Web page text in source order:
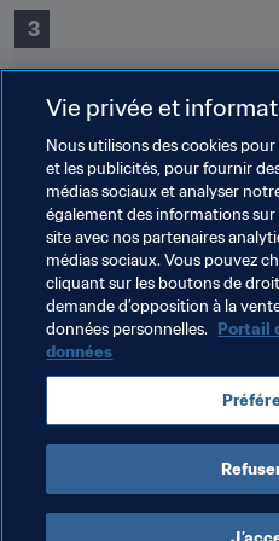
3
Thèmes en lien
Argentina Belgium
Ecuador Germany
Netherlands Qatar
Türkiye Venezuela
Vie privée et
Nous utilisons des cookies
et les publicités, pour fournir
médias sociaux et analyser
également des informations
site avec nos partenaires
médias sociaux. Vous pouvez
cliquant sur les boutons de
demande d’opposition à la
données personnelles. Portail
données